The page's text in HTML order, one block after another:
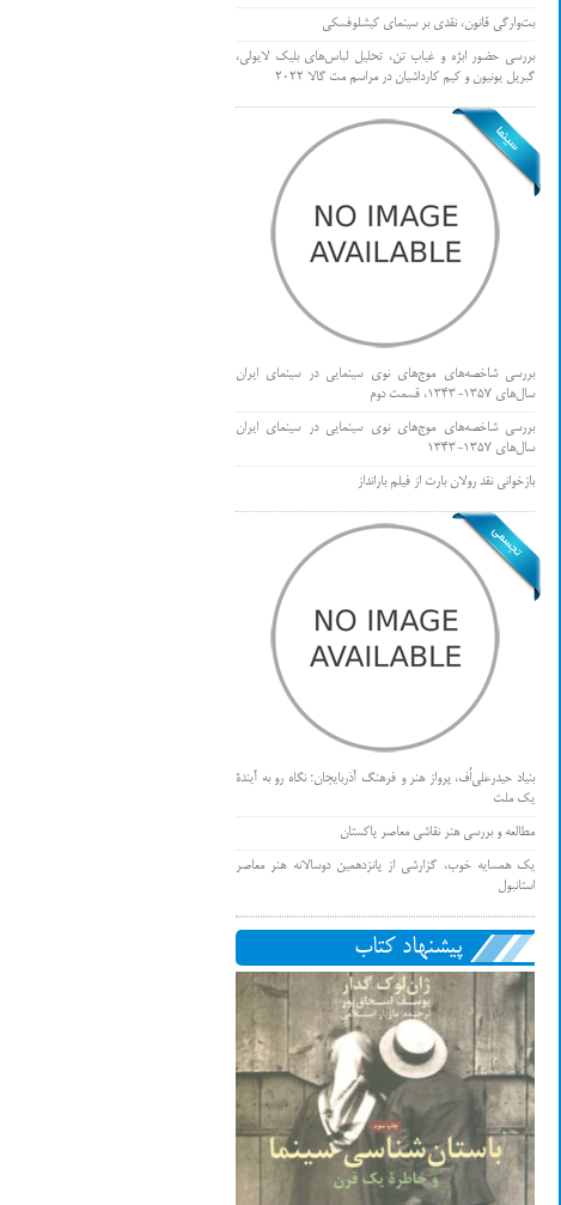
بت‌وارگی قانون، نقدی بر سینمای کیشلوفسکی
بررسی حضور ابژه و غیاب تن، تحلیل لباس‌های بلیک لایولی،
گبریل یونیون و کیم کارداشیان در مراسم مت گالا ۲۰۲۲
بررسی شاخصه‌های موج‌های نوی سینمایی در سینمای ایران
سال‌های 1357-1343، قسمت دوم
بررسی شاخصه‌های موج‌های نوی سینمایی در سینمای ایران
سال‌های 1357-1343
بازخوانی نقد رولان بارت از فیلم بارانداز
بنیاد حیدرعلی‌اُف، پرواز هنر و فرهنگ آذربایجان؛ نگاه رو به آیندۀ
یک ملت
مطالعه و بررسی هنر نقاشی معاصر پاکستان
یک همسایه خوب، گزارشی از پانزدهمین دوسالانه هنر معاصر
استانبول
پیشنهاد کتاب